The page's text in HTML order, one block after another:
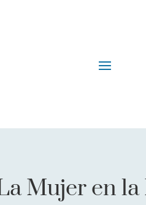
Mujer en